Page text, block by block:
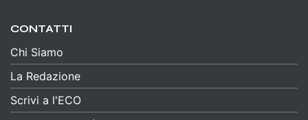
CONTATTI
Chi Siamo
La Redazione
Scrivi a l'ECO